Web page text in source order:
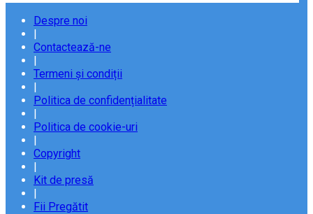
Despre noi
|
Contactează-ne
|
Termeni și condiții
|
Politica de confidențialitate
|
Politica de cookie-uri
|
Copyright
|
Kit de presă
|
Fii Pregătit